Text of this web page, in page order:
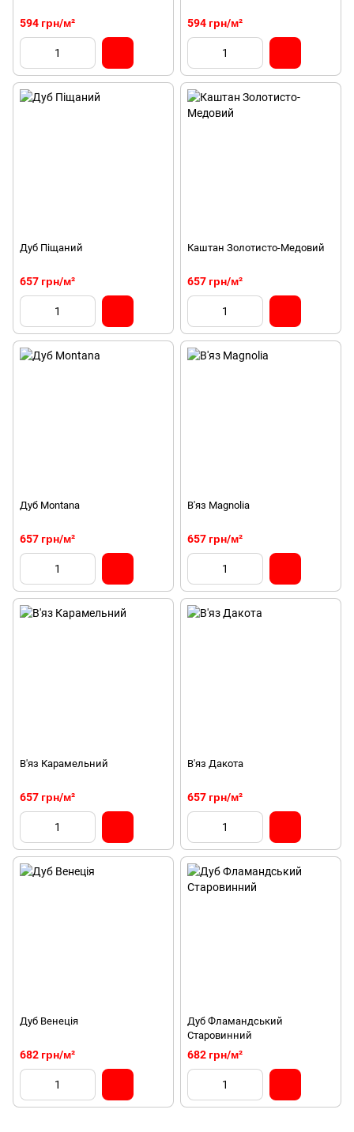
594 грн/м² 594 грн/м²
Дуб Піщаний
657 грн/м²
Каштан Золотисто-Медовий
657 грн/м²
Дуб Montana
657 грн/м²
В'яз Magnolia
657 грн/м²
В'яз Карамельний
657 грн/м²
В'яз Дакота
657 грн/м²
Дуб Венеція
682 грн/м²
Дуб Фламандський
Старовинний
682 грн/м²